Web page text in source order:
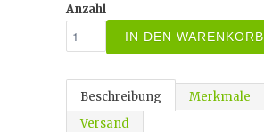
Anzahl
IN DEN WARENKORB
Beschreibung
Merkmale
Versand